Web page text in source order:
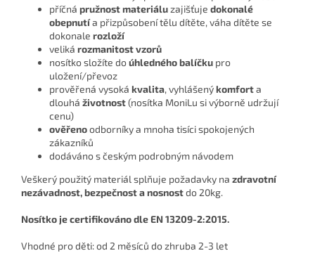
příčná pružnost materiáluzajišťuje dokonalé
obepnutía přizpůsobení tělu dítěte, váha dítěte se
dokonale rozloží
veliká rozmanitost vzorů
nosítko složíte doúhledného balíčku pro
uložení/převoz
prověřená vysoká kvalita, vyhlášenýkomforta
dlouhá životnost(nosítka MoniLu si výborně udržují
cenu)
ověřenoodborníky a mnoha tisíci spokojených
zákazníků
dodáváno s českým podrobným návodem
Veškerý použitý materiál splňuje požadavky na zdravotní
nezávadnost, bezpečnost a nosnostdo 20kg.
Nosítko je certifikováno dle EN 13209-2:2015.
Vhodné pro děti: od 2 měsíců do zhruba 2-3 let